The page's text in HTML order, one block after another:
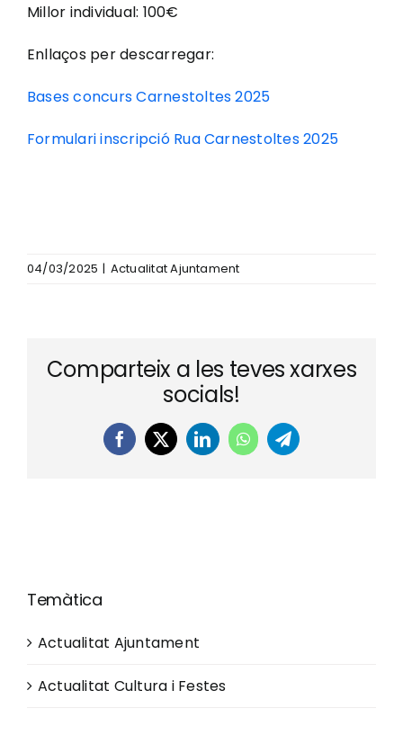
Millor individual: 100€
Enllaços per descarregar:
Bases concurs Carnestoltes 2025
Formulari inscripció Rua Carnestoltes 2025
04/03/2025 | Actualitat Ajuntament
Comparteix a les teves xarxes
socials!
Facebook
X LinkedInWhatsAppTelegram
Temàtica
Actualitat Ajuntament
Actualitat Cultura i Festes